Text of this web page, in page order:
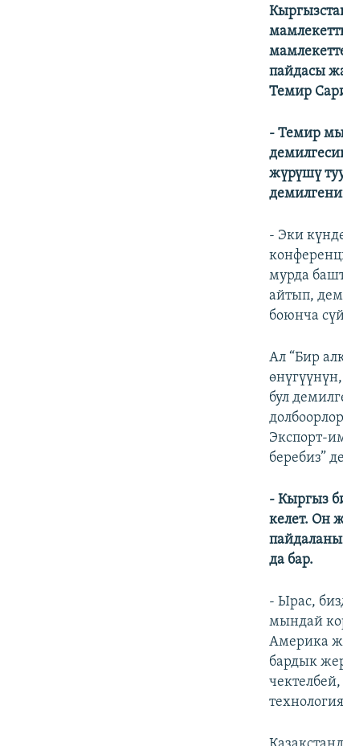
пайдасы
Темир
- Темир
жүрүшү
- Эки
мурда
айтып,
боюнча
Ал “Бир
бул
Экспорт-
беребиз”
- Кыргыз
келет. Он
да бар.
- Ырас,
мындай
Америка
бардык